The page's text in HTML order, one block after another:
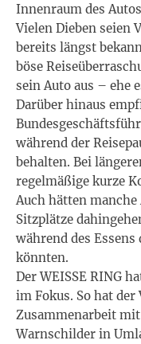
Innenraum des
Vielen Dieben seien
bereits längst
böse
sein Auto aus – ehe
Darüber hinaus
während der
behalten. Bei
regelmäßige kurze
Auch hätten
Sitzplätze
während des
könnten.
Der WEISSE RING
im Fokus. So hat
Zusammenarbeit
Warnschilder in